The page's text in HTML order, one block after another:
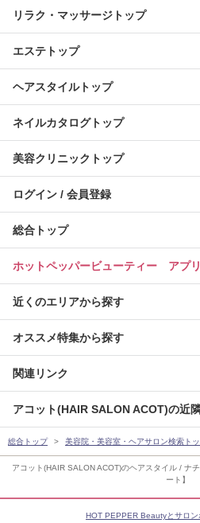
アコット(HAIR SALON ACOT)のヘアスタイル / ナ
ート】
リラク・マッサージトップ
エステトップ
ヘアスタイルトップ
ネイルカタログトップ
美容クリニックトップ
ログイン / 会員登録
総合トップ
ホットペッパービューティー アプ
近くのエリアから探す
オススメ特集から探す
関連リンク
アコット(HAIR SALON ACOT)の近
総合トップ 美容院・美容室・ヘアサロン検索ト
HOT PEPPER Beautyとサロン